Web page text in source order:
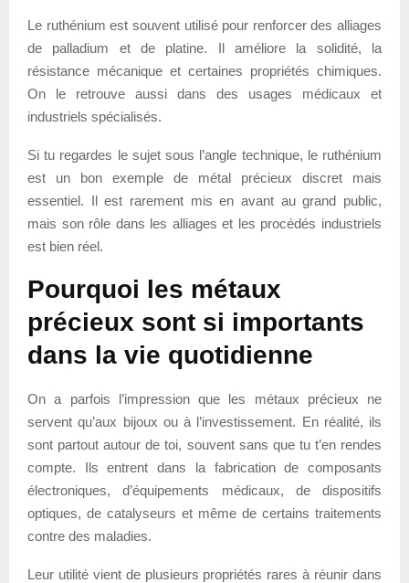
Le ruthénium est souvent utilisé pour renforcer des alliages
de palladium et de platine. Il améliore la solidité, la
résistance mécanique et certaines propriétés chimiques.
On le retrouve aussi dans des usages médicaux et
industriels spécialisés.
Si tu regardes le sujet sous l’angle technique, le ruthénium
est un bon exemple de métal précieux discret mais
essentiel. Il est rarement mis en avant au grand public,
mais son rôle dans les alliages et les procédés industriels
est bien réel.
Pourquoi les métaux
précieux sont si importants
dans la vie quotidienne
On a parfois l’impression que les métaux précieux ne
servent qu’aux bijoux ou à l’investissement. En réalité, ils
sont partout autour de toi, souvent sans que tu t’en rendes
compte. Ils entrent dans la fabrication de composants
électroniques, d’équipements médicaux, de dispositifs
optiques, de catalyseurs et même de certains traitements
contre des maladies.
Leur utilité vient de plusieurs propriétés rares à réunir dans